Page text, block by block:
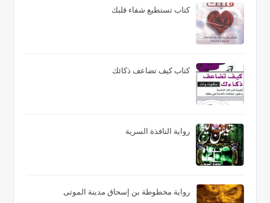
كتاب تستطيع شفاء قلبك
كتاب كيف تضاعف ذكائك
رواية النافذة السرية
رواية مخطوطة بن إسحاق مدينة الموتى